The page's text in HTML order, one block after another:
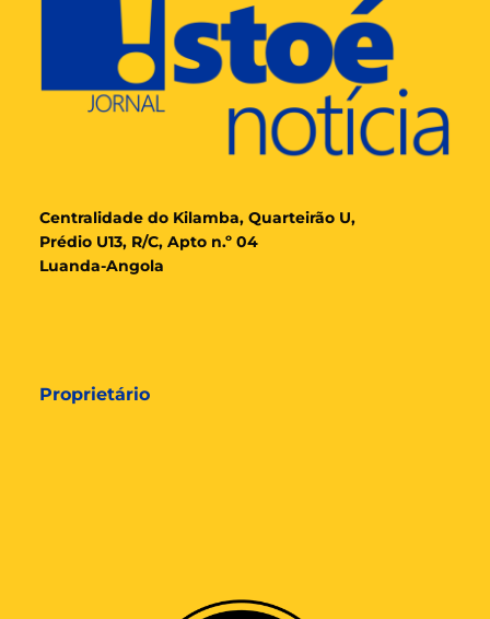
Centralidade do Kilamba, Quarteirão U,
Prédio U13, R/C, Apto n.º 04
Luanda-Angola
Proprietário